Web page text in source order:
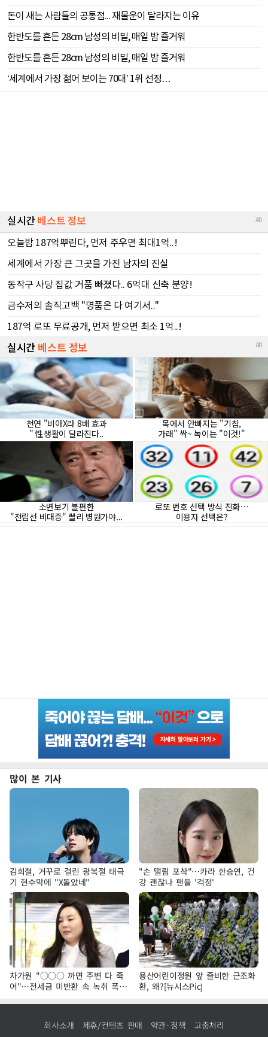
많이 본 기사
김희철, 거꾸로 걸린 광복절 태극
기 현수막에 "X돌았네"
"손 떨림 포착"…카라 한승연, 건
강 괜찮나 팬들 '걱정'
차가원 "○○○ 까면 주변 다 죽
어"…전세금 미반환 속 녹취 폭로
파장
용산어린이정원 앞 즐비한 근조화
환, 왜?[뉴시스Pic]
회사소개 제휴/컨텐츠 판매 약관·정책 고충처리